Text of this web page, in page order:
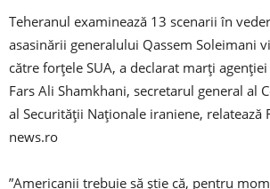
Teheranul examinează 13 scenarii în
asasinării generalului Qassem Soleimani
către forţele SUA, a declarat marţi
Fars Ali Shamkhani, secretarul general al
al Securităţii Naţionale iraniene, relatează
news.ro
”Americanii trebuie să ştie că, pentru